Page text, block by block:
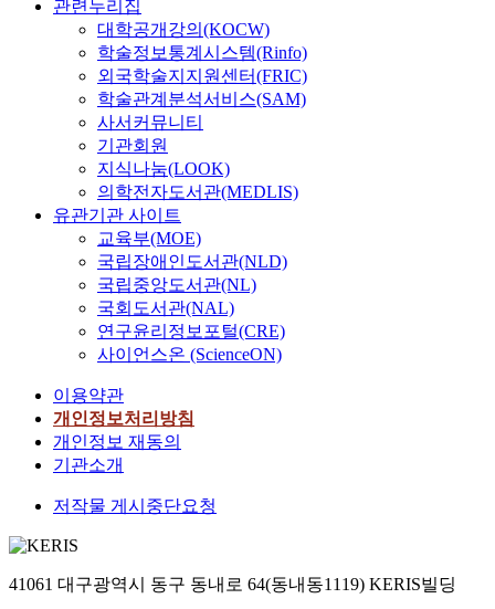
관련누리집
대학공개강의(KOCW)
학술정보통계시스템(Rinfo)
외국학술지지원센터(FRIC)
학술관계분석서비스(SAM)
사서커뮤니티
기관회원
지식나눔(LOOK)
의학전자도서관(MEDLIS)
유관기관 사이트
교육부(MOE)
국립장애인도서관(NLD)
국립중앙도서관(NL)
국회도서관(NAL)
연구윤리정보포털(CRE)
사이언스온 (ScienceON)
이용약관
개인정보처리방침
개인정보 재동의
기관소개
저작물 게시중단요청
41061 대구광역시 동구 동내로 64(동내동1119) KERIS빌딩